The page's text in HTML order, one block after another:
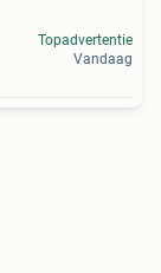
Topadvertentie
Vandaag